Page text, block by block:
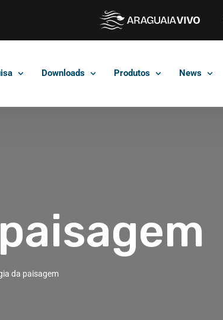
Downloads Produtos News
da paisagem